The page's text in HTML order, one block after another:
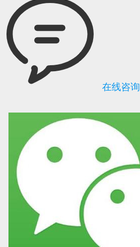
可信网站信用评 网络警察提醒你
在线咨询